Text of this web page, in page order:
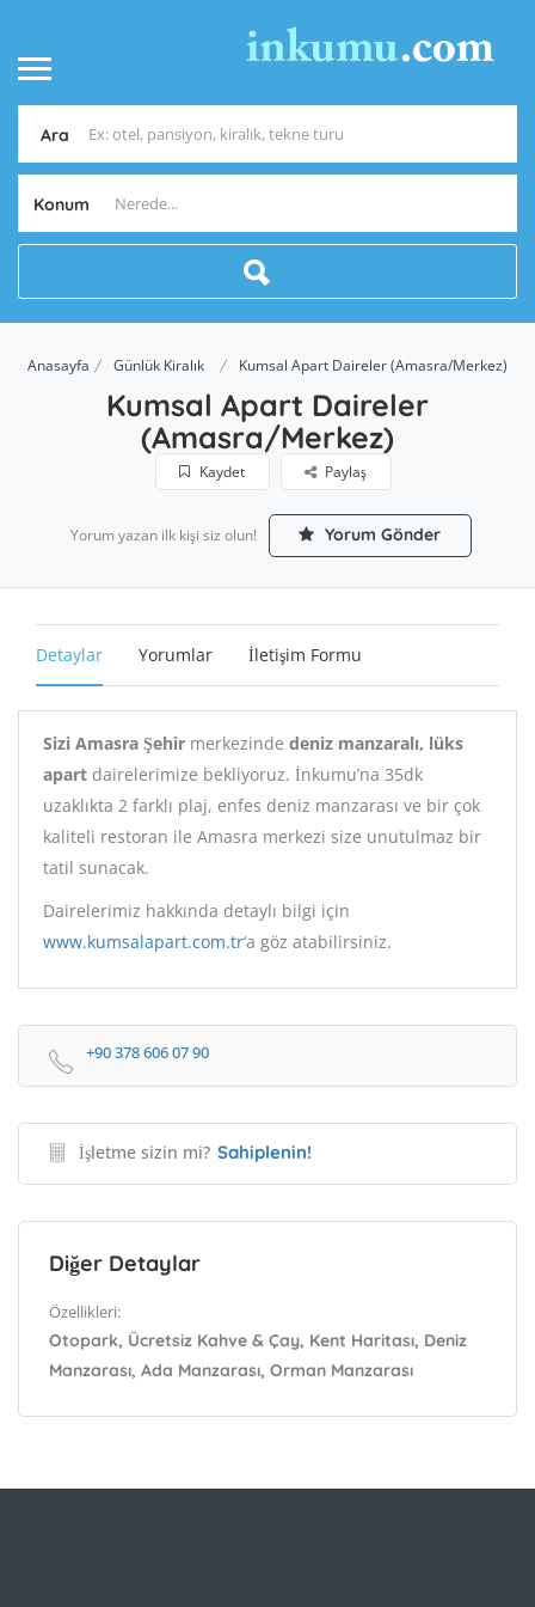
Ara
Konum
Anasayfa Günlük Kiralık Kumsal Apart Daireler (Amasra/Merkez)
Kumsal Apart Daireler
(Amasra/Merkez)
Kaydet Paylaş
Yorum yazan ilk kişi siz olun! Yorum Gönder
Detaylar Yorumlar İletişim Formu
Sizi Amasra Şehir merkezinde deniz manzaralı, lüks
apart dairelerimize bekliyoruz. İnkumu’na 35dk
uzaklıkta 2 farklı plaj, enfes deniz manzarası ve bir çok
kaliteli restoran ile Amasra merkezi size unutulmaz bir
tatil sunacak.
Dairelerimiz hakkında detaylı bilgi için
www.kumsalapart.com.tr‘a göz atabilirsiniz.
+90 378 606 07 90
İşletme sizin mi? Sahiplenin!
Diğer Detaylar
Özellikleri:
Otopark, Ücretsiz Kahve & Çay, Kent Haritası, Deniz
Manzarası, Ada Manzarası, Orman Manzarası